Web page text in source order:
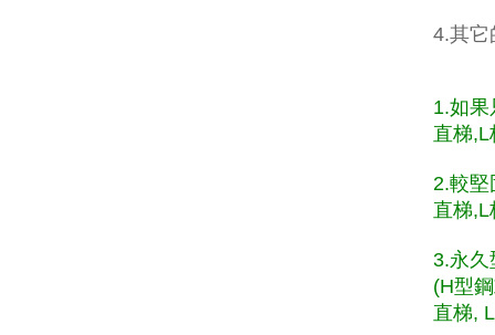
4.其它
1.如
直梯
2.較堅
直梯
3.永久
(H型
直梯,